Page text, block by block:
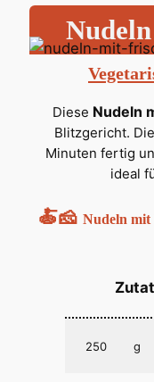
Diese Nudeln
Blitzgericht.
Minuten fertig
ideal
🍝🧀 Nudeln mit
250 g